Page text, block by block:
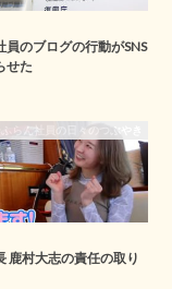
員のブログの行動がSNS
せた
ふらん社員の日々のつぶやき
鹿村大志の責任の取り